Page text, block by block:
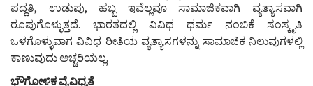
ಪದ್ದತಿ, ಉಡುಪು, ಹಬ್ಬ ಇವೆಲ್ಲವೂ ಸಾಮಾಜಿಕವಾಗಿ ವ್ಯತ್ಯಾಸವಾಗಿ
ರೂಪುಗೊಳ್ಳುತ್ತದೆ. ಭಾರತದಲ್ಲಿ ವಿವಿಧ ಧರ್ಮ ನಂಬಿಕೆ ಸಂಸ್ಕೃತಿ
ಒಳಗೊಳ್ಳುವಾಗ ವಿವಿಧ ರೀತಿಯ ವ್ಯತ್ಯಾಸಗಳನ್ನು ಸಾಮಾಜಿಕ ನಿಲುವುಗಳಲ್ಲಿ
ಕಾಣುವುದು ಅಚ್ಚರಿಯಲ್ಲ.
ಭೌಗೋಳಿಕ ವೈವಿಧ್ಯತೆ